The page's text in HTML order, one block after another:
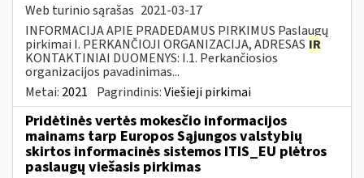
Web turinio sąrašas 2021-03-17
INFORMACIJA APIE PRADEDAMUS PIRKIMUS Paslaugų
pirkimai I. PERKANČIOJI ORGANIZACIJA, ADRESAS IR
KONTAKTINIAI DUOMENYS: I.1. Perkančiosios
organizacijos pavadinimas...
Metai: 2021 Pagrindinis:Viešieji pirkimai
Pridėtinės vertės mokesčio informacijos
mainams tarp Europos Sąjungos valstybių
skirtos informacinės sistemos ITIS_EU plėtros
paslaugų viešasis pirkimas